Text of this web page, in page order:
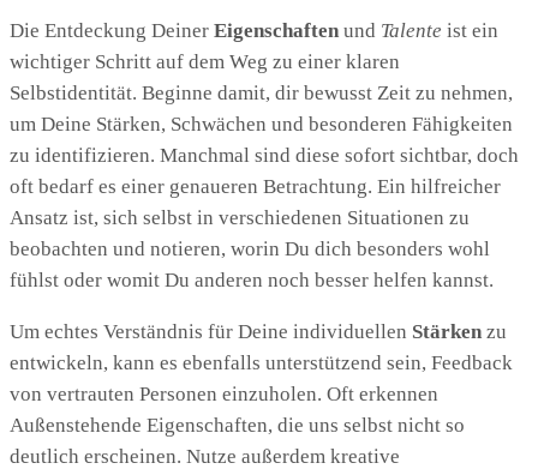
Die Entdeckung Deiner Eigenschaften und Talente ist ein
wichtiger Schritt auf dem Weg zu einer klaren
Selbstidentität. Beginne damit, dir bewusst Zeit zu nehmen,
um Deine Stärken, Schwächen und besonderen Fähigkeiten
zu identifizieren. Manchmal sind diese sofort sichtbar, doch
oft bedarf es einer genaueren Betrachtung. Ein hilfreicher
Ansatz ist, sich selbst in verschiedenen Situationen zu
beobachten und notieren, worin Du dich besonders wohl
fühlst oder womit Du anderen noch besser helfen kannst.
Um echtes Verständnis für Deine individuellen Stärken zu
entwickeln, kann es ebenfalls unterstützend sein, Feedback
von vertrauten Personen einzuholen. Oft erkennen
Außenstehende Eigenschaften, die uns selbst nicht so
deutlich erscheinen. Nutze außerdem kreative